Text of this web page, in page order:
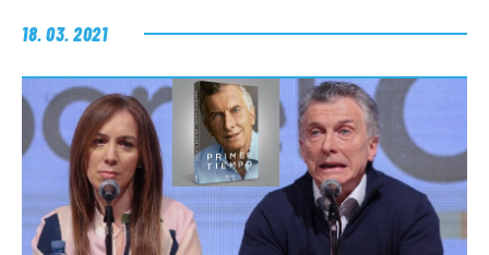
18. 03. 2021